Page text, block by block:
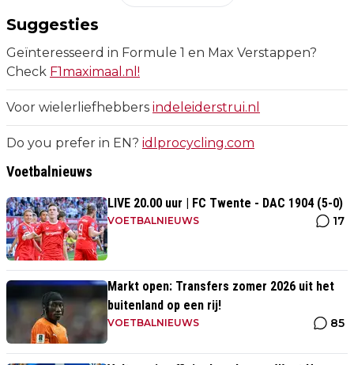
Suggesties
Geïnteresseerd in Formule 1 en Max Verstappen?
Check F1maximaal.nl!
Voor wielerliefhebbers indeleiderstrui.nl
Do you prefer in EN? idlprocycling.com
Voetbalnieuws
LIVE 20.00 uur | FC Twente - DAC 1904 (5-0)
VOETBALNIEUWS 17
Markt open: Transfers zomer 2026 uit het
buitenland op een rij!
VOETBALNIEUWS 85